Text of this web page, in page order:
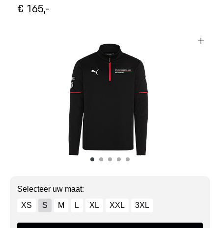
Acties
Porsche informatie
€ 165,-
Selecteer uw maat:
XS
S M L XL XXL 3XL